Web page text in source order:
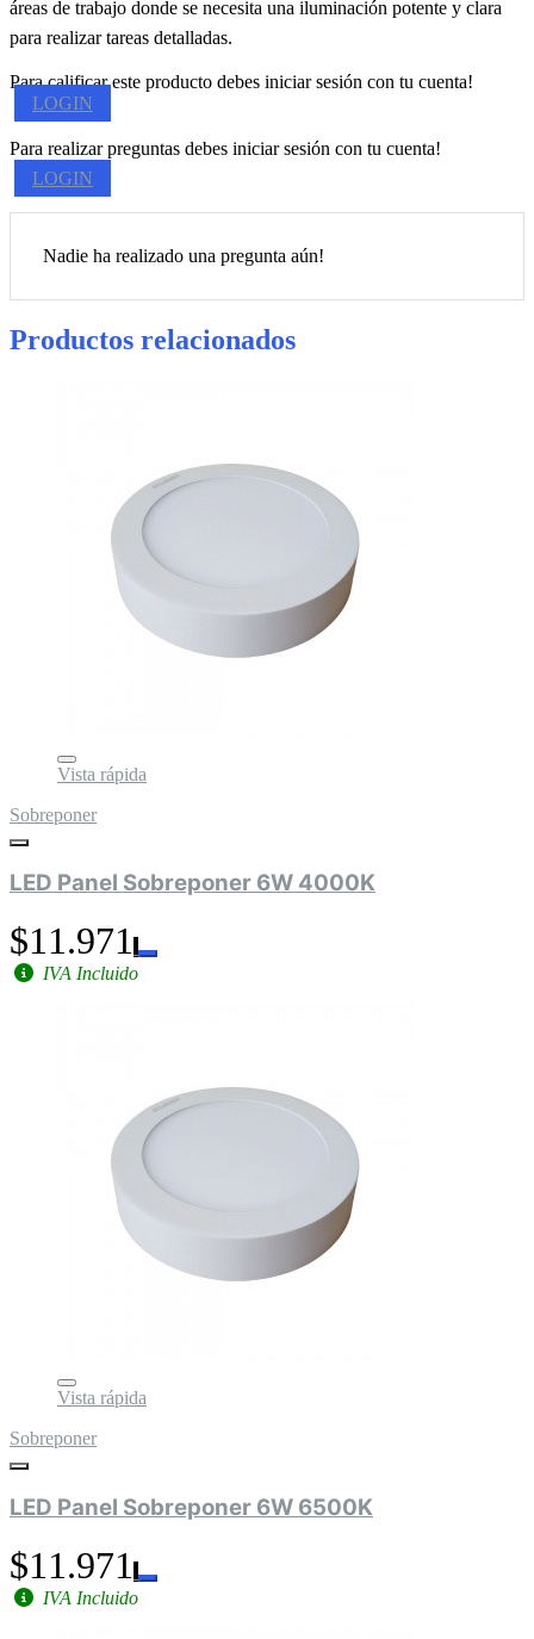
áreas de trabajo donde se necesita una iluminación potente y clara
para realizar tareas detalladas.
Para calificar este producto debes iniciar sesión con tu cuenta!
LOGIN
Para realizar preguntas debes iniciar sesión con tu cuenta!
LOGIN
Nadie ha realizado una pregunta aún!
Productos relacionados
Vista rápida
Sobreponer
LED Panel Sobreponer 6W 4000K
$11.971
IVA Incluido
Vista rápida
Sobreponer
LED Panel Sobreponer 6W 6500K
$11.971
IVA Incluido